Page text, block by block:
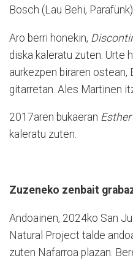
Bosch (Lau Behi,
Aro berri honekin,
diska kaleratu zuten. Urte
aurkezpen biraren
gitarretan. Ales Martinen
2017aren bukaeran Esther
kaleratu zuten.
Zuzeneko zenbait
Andoainen, 2024ko San
Natural Project talde
zuten Nafarroa plazan.